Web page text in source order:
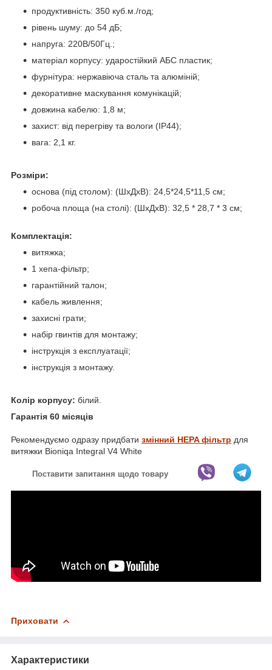
продуктивність: 350 куб.м./год;
рівень шуму: до 54 дБ;
напруга: 220В/50Гц.;
матеріал корпусу: ударостійкий АБС пластик;
фурнітура: нержавіюча сталь та алюміній;
декоративне маскування комунікацій;
довжина кабелю: 1,8 м;
захист: від перегріву та вологи (IP44);
вага: 2,1 кг.
Розміри:
основа (під столом): (ШхДхВ): 24,5*24,5*11,5 см;
робоча площа (на столі): (ШхДхВ): 32,5 * 28,7 * 3 см;
Комплектація:
витяжка;
1 хепа-фільтр;
гарантійний талон;
кабель живлення;
захисні грати;
набір гвинтів для монтажу;
інструкція з експлуатації;
інструкція з монтажу.
Колір корпусу: білий.
Гарантія 60 місяців
Рекомендуємо одразу придбати змінний HEPA фільтр для
витяжки Bioniqa Integral V4 White
Поставити запитання щодо товару
Приховати
Характеристики